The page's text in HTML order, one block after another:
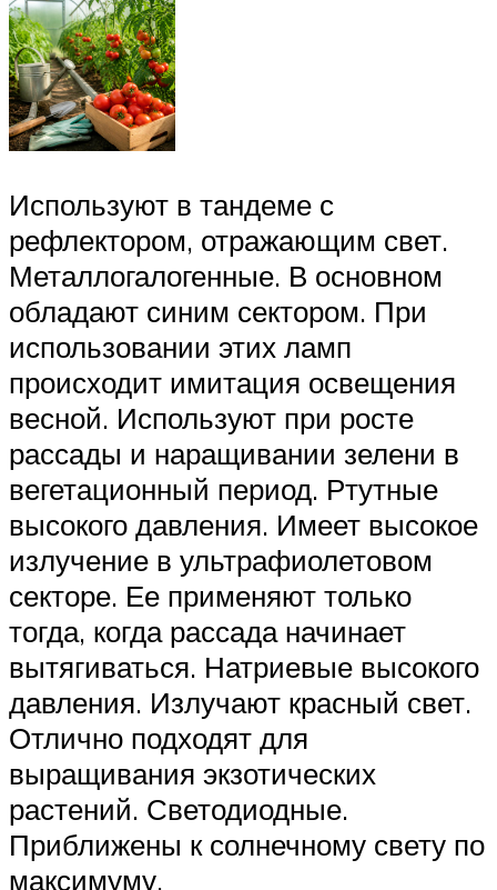
Используют в тандеме с
рефлектором, отражающим свет.
Металлогалогенные. В основном
обладают синим сектором. При
использовании этих ламп
происходит имитация освещения
весной. Используют при росте
рассады и наращивании зелени в
вегетационный период. Ртутные
высокого давления. Имеет высокое
излучение в ультрафиолетовом
секторе. Ее применяют только
тогда, когда рассада начинает
вытягиваться. Натриевые высокого
давления. Излучают красный свет.
Отлично подходят для
выращивания экзотических
растений. Светодиодные.
Приближены к солнечному свету по
максимуму.